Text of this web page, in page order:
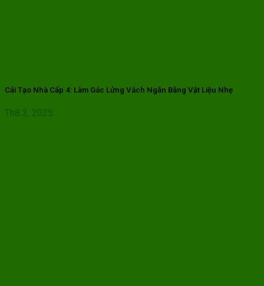
Cải Tạo Nhà Cấp 4: Làm Gác Lửng Vách Ngăn Bằng Vật Liệu Nhẹ
Th8 2, 2025